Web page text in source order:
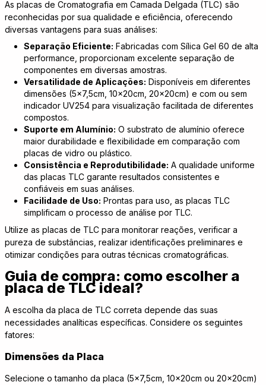
As placas de Cromatografia em Camada Delgada (TLC) são
reconhecidas por sua qualidade e eficiência, oferecendo
diversas vantagens para suas análises:
Separação Eficiente: Fabricadas com Sílica Gel 60 de alta
performance, proporcionam excelente separação de
componentes em diversas amostras.
Versatilidade de Aplicações: Disponíveis em diferentes
dimensões (5x7,5cm, 10x20cm, 20x20cm) e com ou sem
indicador UV254 para visualização facilitada de diferentes
compostos.
Suporte em Alumínio: O substrato de alumínio oferece
maior durabilidade e flexibilidade em comparação com
placas de vidro ou plástico.
Consistência e Reprodutibilidade: A qualidade uniforme
das placas TLC garante resultados consistentes e
confiáveis em suas análises.
Facilidade de Uso: Prontas para uso, as placas TLC
simplificam o processo de análise por TLC.
Utilize as placas de TLC para monitorar reações, verificar a
pureza de substâncias, realizar identificações preliminares e
otimizar condições para outras técnicas cromatográficas.
Guia de compra: como escolher a
placa de TLC ideal?
A escolha da placa de TLC correta depende das suas
necessidades analíticas específicas. Considere os seguintes
fatores:
Dimensões da Placa
Selecione o tamanho da placa (5x7,5cm, 10x20cm ou 20x20cm)